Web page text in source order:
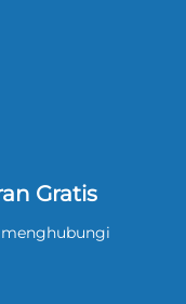
Gratis
menghubungi